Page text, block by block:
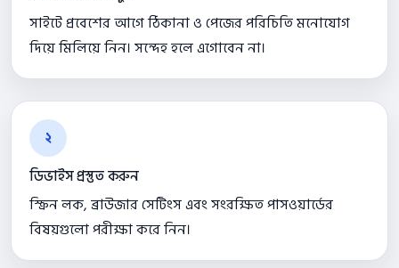
সাইটে প্রবেশের আগে ঠিকানা ও পেজের পরিচিতি মনোযোগ
দিয়ে মিলিয়ে নিন। সন্দেহ হলে এগোবেন না।
২
ডিভাইস প্রস্তুত করুন
স্ক্রিন লক, ব্রাউজার সেটিংস এবং সংরক্ষিত পাসওয়ার্ডের
বিষয়গুলো পরীক্ষা করে নিন।